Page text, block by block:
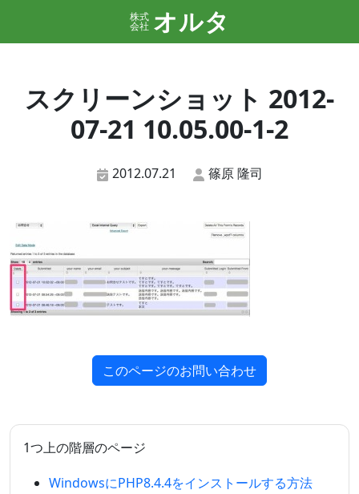
株式
会社 オルタ
スクリーンショット 2012-
07-21 10.05.00-1-2
2012.07.21 篠原 隆司
このページのお問い合わせ
1つ上の階層のページ
WindowsにPHP8.4.4をインストールする方法